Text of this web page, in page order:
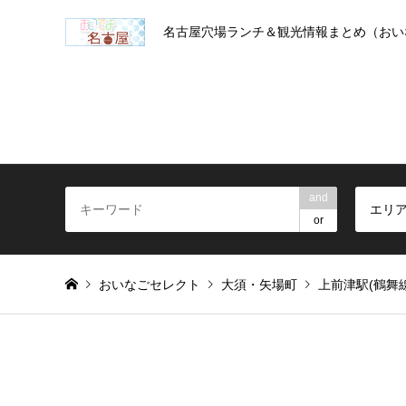
名古屋穴場ランチ＆観光情報まとめ（お
and
or
エリ
おいなごセレクト 大須・矢場町 上前津駅(鶴舞